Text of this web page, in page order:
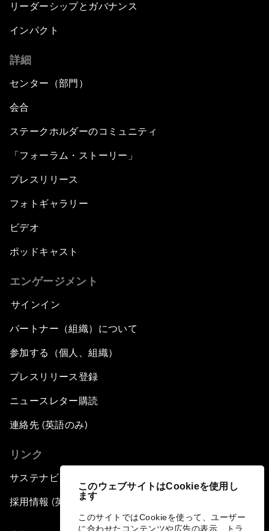
このウェブサイトはCookieを使用し
ます
このサイトではCookieを使って、ユーザー
に合わせたコンテンツや広告の表示、トラ
リーダーシップとガバナンス
インパクト
詳細
センター（部門）
会合
ステークホルダーのコミュニティ
「フォーラム・ストーリー」
プレスリリース
フォトギャラリー
ビデオ
ポッドキャスト
エンゲージメント
サインイン
パートナー（組織）について
参加する（個人、組織）
プレスリリース登録
ニュースレター購読
連絡先 (英語のみ)
リンク
サステナビリティへの取り組み
採用情報 (英語のみ)